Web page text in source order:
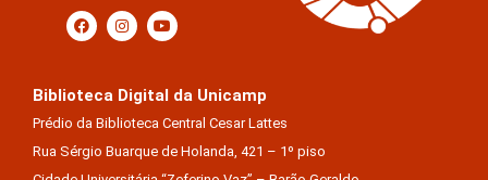
Biblioteca Digital da Unicamp
Prédio da Biblioteca Central Cesar Lattes
Rua Sérgio Buarque de Holanda, 421 – 1º piso